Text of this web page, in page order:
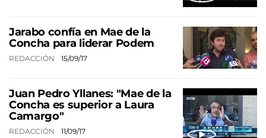
Jarabo confía en Mae de la
Concha para liderar Podem
REDACCIÓN 15/09/17
Juan Pedro Yllanes: "Mae de la
Concha es superior a Laura
Camargo"
REDACCIÓN 11/09/17